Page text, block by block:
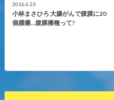
2016.6.23
小林まさひろ 大腸がんで腹膜に20
個腫瘍…腹膜播種って?